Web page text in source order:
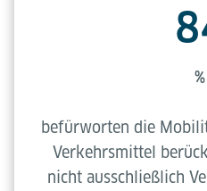
%
befürworten die
Verkehrsmittel
nicht ausschließlich